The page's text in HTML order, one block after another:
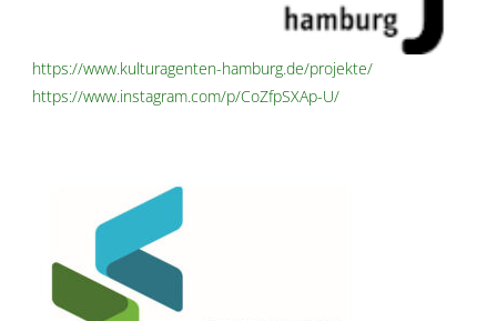
https://www.kulturagenten-hamburg.de/projekte/
https://www.instagram.com/p/CoZfpSXAp-U/